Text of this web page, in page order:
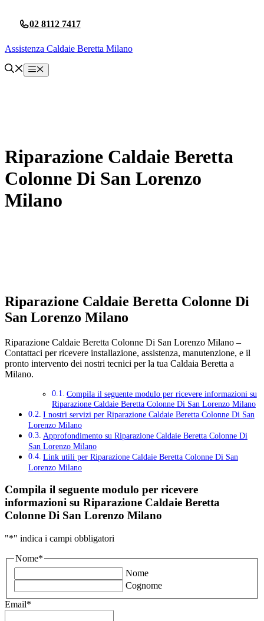
contenuto
02 8112 7417
Assistenza Caldaie Beretta Milano
Menu
Riparazione Caldaie Beretta
Colonne Di San Lorenzo
Milano
Riparazione Caldaie Beretta Colonne Di
San Lorenzo Milano
Riparazione Caldaie Beretta Colonne Di San Lorenzo Milano –
Contattaci per ricevere installazione, assistenza, manutenzione, e il
pronto intervento dei nostri tecnici per la tua Caldaia Beretta a
Milano.
Compila il seguente modulo per ricevere informazioni su
Riparazione Caldaie Beretta Colonne Di San Lorenzo Milano
I nostri servizi per Riparazione Caldaie Beretta Colonne Di San
Lorenzo Milano
Approfondimento su Riparazione Caldaie Beretta Colonne Di
San Lorenzo Milano
Link utili per Riparazione Caldaie Beretta Colonne Di San
Lorenzo Milano
Compila il seguente modulo per ricevere
informazioni su Riparazione Caldaie Beretta
Colonne Di San Lorenzo Milano
"*" indica i campi obbligatori
Nome*
Nome
Cognome
Email*